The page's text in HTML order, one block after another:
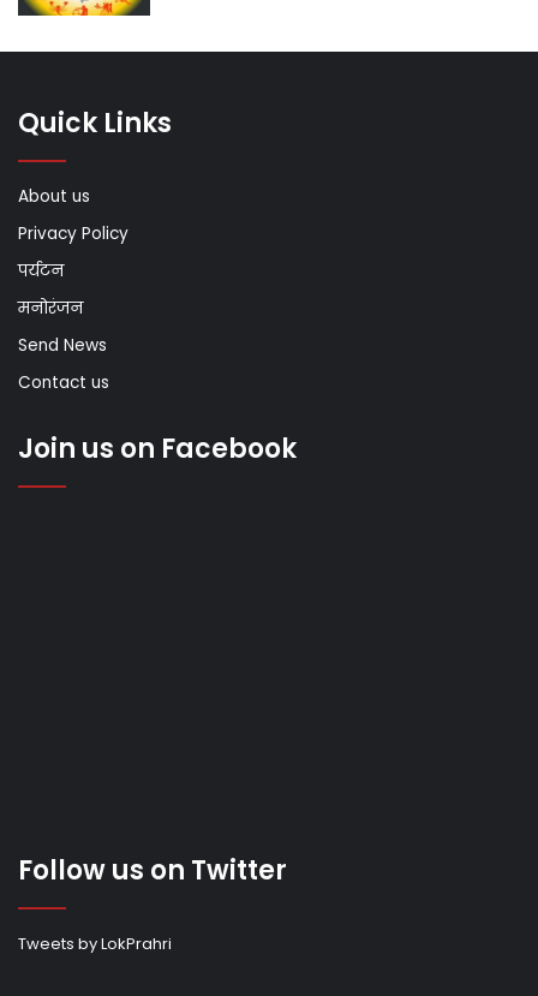
Quick Links
About us
Privacy Policy
पर्यटन
मनोरंजन
Send News
Contact us
Join us on Facebook
Follow us on Twitter
Tweets by LokPrahri